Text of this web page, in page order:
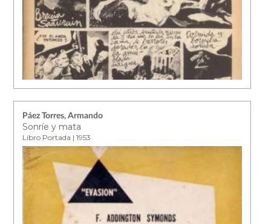
Páez Torres, Armando
Sonríe y mata
Libro Portada | 1953